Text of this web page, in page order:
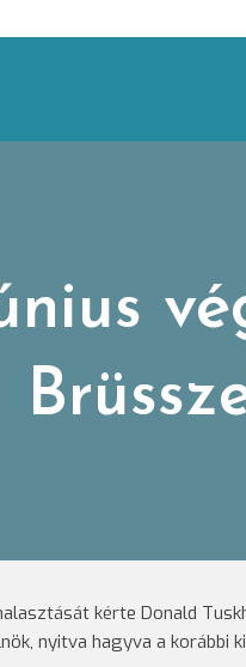
kérte Donald
nyitva hagyva a korábbi